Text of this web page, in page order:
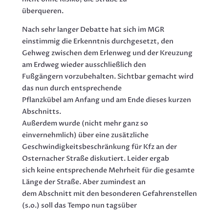
überqueren.
Nach sehr langer Debatte hat sich im MGR
einstimmig die Erkenntnis durchgesetzt, den
Gehweg zwischen dem Erlenweg und der Kreuzung
am Erdweg wieder ausschließlich den
Fußgängern vorzubehalten. Sichtbar gemacht wird
das nun durch entsprechende
Pflanzkübel am Anfang und am Ende dieses kurzen
Abschnitts.
Außerdem wurde (nicht mehr ganz so
einvernehmlich) über eine zusätzliche
Geschwindigkeitsbeschränkung für Kfz an der
Osternacher Straße diskutiert. Leider ergab
sich keine entsprechende Mehrheit für die gesamte
Länge der Straße. Aber zumindest an
dem Abschnitt mit den besonderen Gefahrenstellen
(s.o.) soll das Tempo nun tagsüber